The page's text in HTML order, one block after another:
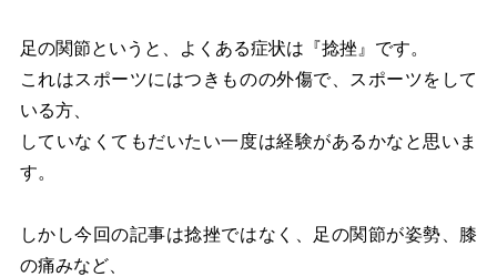
足の関節というと、よくある症状は『捻挫』です。
これはスポーツにはつきものの外傷で、スポーツをして
いる方、
していなくてもだいたい一度は経験があるかなと思いま
す。
しかし今回の記事は捻挫ではなく、足の関節が姿勢、膝
の痛みなど、